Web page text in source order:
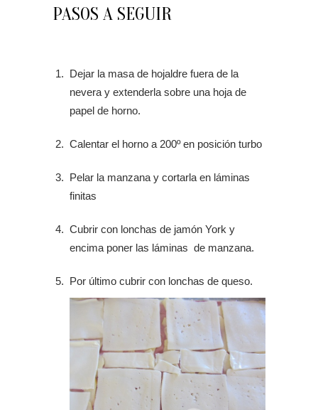
PASOS A SEGUIR
Dejar la masa de hojaldre fuera de la
nevera y extenderla sobre una hoja de
papel de horno.
Calentar el horno a 200º en posición turbo
Pelar la manzana y cortarla en láminas
finitas
Cubrir con lonchas de jamón York y
encima poner las láminas de manzana.
Por último cubrir con lonchas de queso.